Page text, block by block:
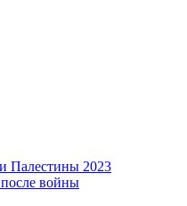
Палестины 2023
войны